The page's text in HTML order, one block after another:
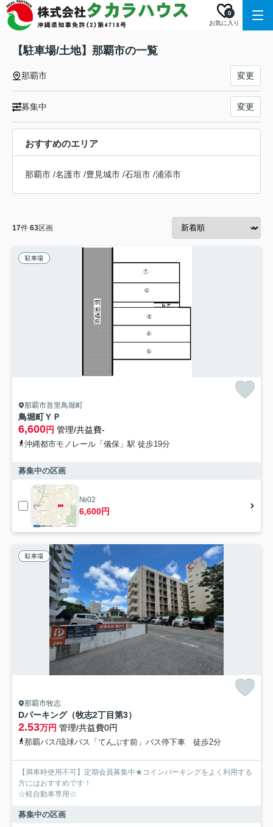
お気に入り
0
【駐車場/土地】那覇市の一覧
那覇市 変更
募集中 変更
おすすめのエリア
那覇市 /名護市 /豊見城市 /石垣市 /浦添市
17件 63区画
駐車場
那覇市首里鳥堀町
鳥堀町ＹＰ
6,600円 管理/共益費-
沖縄都市モノレール「儀保」駅 徒歩19分
募集中の区画
№02
6,600円
駐車場
那覇市牧志
Dパーキング（牧志2丁目第3）
2.53万円 管理/共益費0円
那覇バス/琉球バス「てんぶす前」バス停下車 徒歩2分
【満車時使用不可】定期会員募集中★コインパーキングをよく利用する
方にはおすすめです！
☆軽自動車専用☆
募集中の区画